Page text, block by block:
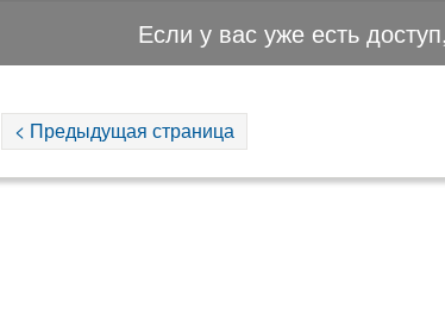
Если у вас уже есть
< Предыдущая страница